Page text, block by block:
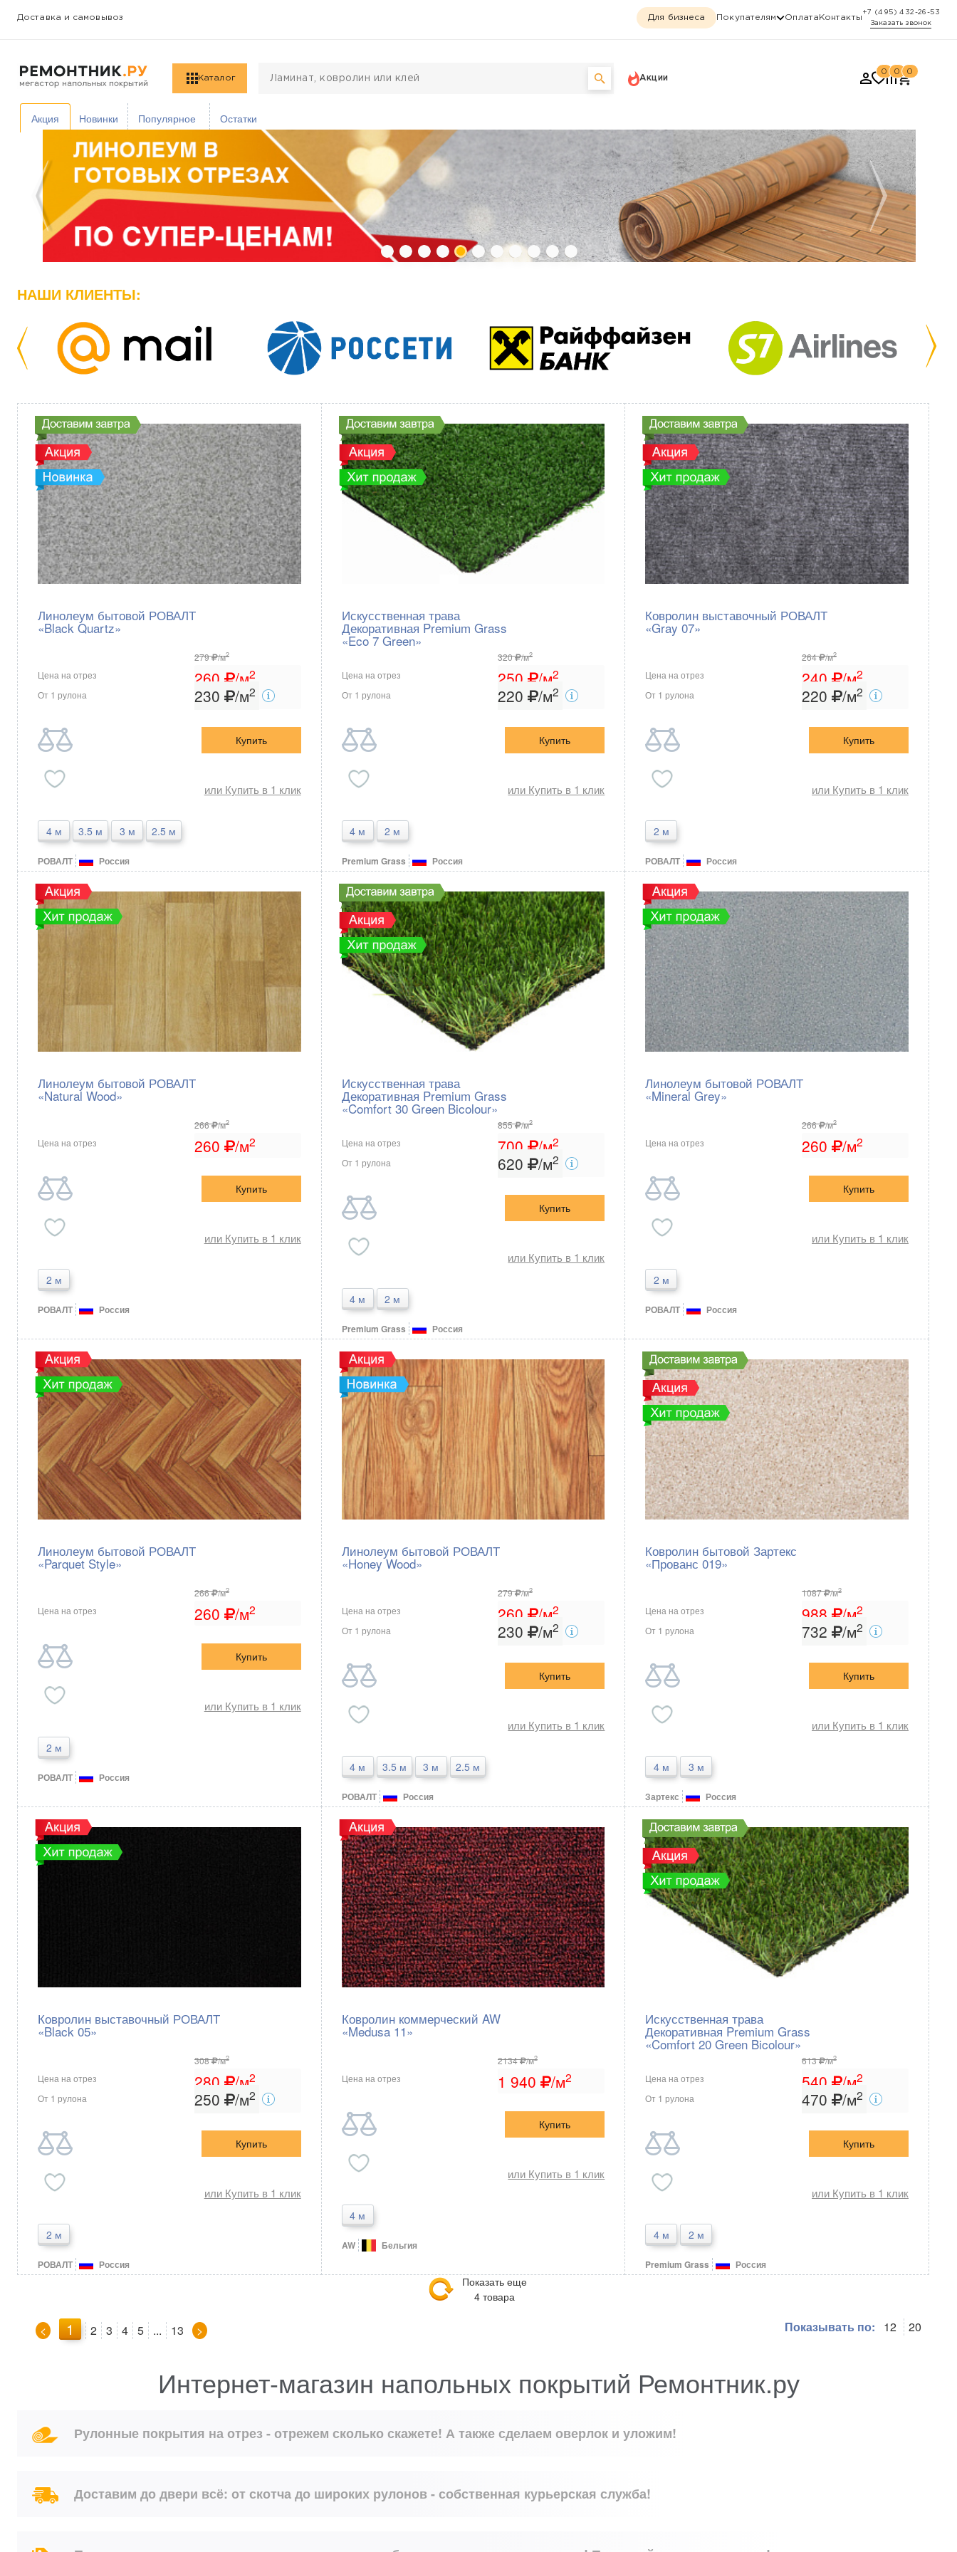
Доставка и самовывоз Для бизнеса Покупателям Оплата Контакты
+7 (495) 432-26-53
Заказать звонок
Каталог Акции
0 0 0
Акция Новинки Популярное Остатки
НАШИ КЛИЕНТЫ:
Линолеум бытовой РОВАЛТ
«Black Quartz»
Цена на отрез
От 1 рулона
279 /м2
260 /м2
230 /м2
Купить
или Купить в 1 клик
4 м 3.5 м 3 м 2.5 м
РОВАЛТ Россия
Искусственная трава
Декоративная Premium Grass
«Eco 7 Green»
Цена на отрез
От 1 рулона
320 /м2
250 /м2
220 /м2
Купить
или Купить в 1 клик
4 м 2 м
Premium Grass Россия
Ковролин выставочный РОВАЛТ
«Gray 07»
Цена на отрез
От 1 рулона
264 /м2
240 /м2
220 /м2
Купить
или Купить в 1 клик
2 м
РОВАЛТ Россия
Линолеум бытовой РОВАЛТ
«Natural Wood»
Цена на отрез
266 /м2
260 /м2
Купить
или Купить в 1 клик
2 м
РОВАЛТ Россия
Искусственная трава
Декоративная Premium Grass
«Comfort 30 Green Bicolour»
Цена на отрез
От 1 рулона
855 /м2
700 /м2
620 /м2
Купить
или Купить в 1 клик
4 м 2 м
Premium Grass Россия
Линолеум бытовой РОВАЛТ
«Mineral Grey»
Цена на отрез
266 /м2
260 /м2
Купить
или Купить в 1 клик
2 м
РОВАЛТ Россия
Линолеум бытовой РОВАЛТ
«Parquet Style»
Цена на отрез
266 /м2
260 /м2
Купить
или Купить в 1 клик
2 м
РОВАЛТ Россия
Линолеум бытовой РОВАЛТ
«Honey Wood»
Цена на отрез
От 1 рулона
279 /м2
260 /м2
230 /м2
Купить
или Купить в 1 клик
4 м 3.5 м 3 м 2.5 м
РОВАЛТ Россия
Ковролин бытовой Зартекс
«Прованс 019»
Цена на отрез
От 1 рулона
1087 /м2
988 /м2
732 /м2
Купить
или Купить в 1 клик
4 м 3 м
Зартекс Россия
Ковролин выставочный РОВАЛТ
«Black 05»
Цена на отрез
От 1 рулона
308 /м2
280 /м2
250 /м2
Купить
или Купить в 1 клик
2 м
РОВАЛТ Россия
Ковролин коммерческий AW
«Medusa 11»
Цена на отрез
2134 /м2
1 940 /м2
Купить
или Купить в 1 клик
4 м
AW Бельгия
Искусственная трава
Декоративная Premium Grass
«Comfort 20 Green Bicolour»
Цена на отрез
От 1 рулона
613 /м2
540 /м2
470 /м2
Купить
или Купить в 1 клик
4 м 2 м
Premium Grass Россия
Показать еще
4 товара
< 1 2 3 4 5 ... 13 > Показывать по: 12 20
Интернет-магазин напольных покрытий Ремонтник.ру
Рулонные покрытия на отрез - отрежем сколько скажете! А также сделаем оверлок и уложим!
Доставим до двери всё: от скотча до широких рулонов - собственная курьерская служба!